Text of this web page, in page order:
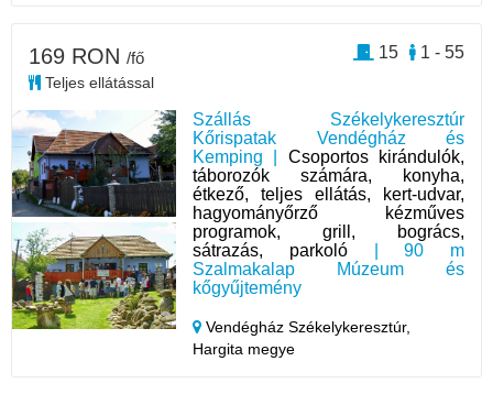
Szállás Székelykeresztúr
Kőrispatak Vendégház és
Kemping | Csoportos kirándulók,
táborozók számára, konyha,
étkező, teljes ellátás, kert-udvar,
hagyományőrző kézműves
programok, grill, bogrács,
sátrazás, parkoló| 90 m
Szalmakalap Múzeum és
kőgyűjtemény
Vendégház Székelykeresztúr,
Hargita megye
169 RON /fő
Teljes ellátással
1 - 55
15